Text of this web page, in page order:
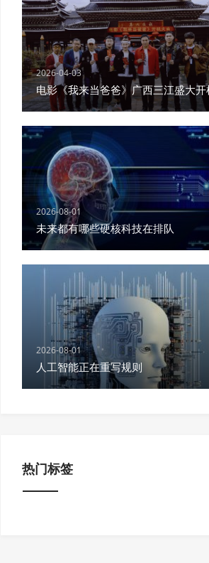
2026-04-03
电影《我来当爸爸》广西三江盛大开
2026-08-01
未来都有哪些硬核科技在排队
2026-08-01
人工智能正在重写规则
热门标签